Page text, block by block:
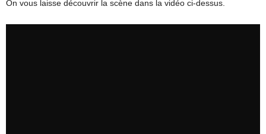
On vous laisse découvrir la scène dans la vidéo ci-dessus.